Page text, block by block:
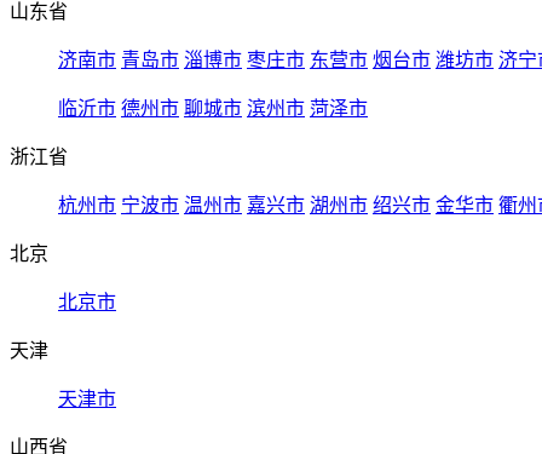
山东省
济南市 青岛市 淄博市 枣庄市 东营市 烟台市 潍坊市 济宁
临沂市 德州市 聊城市 滨州市 菏泽市
浙江省
杭州市 宁波市 温州市 嘉兴市 湖州市 绍兴市 金华市 衢州
北京
北京市
天津
天津市
山西省